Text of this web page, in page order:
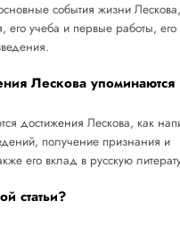
события жизни
учеба и первые работы, его
Лескова упоминаются
достижения Лескова, как
получение признания и
его вклад в русскую
статьи?